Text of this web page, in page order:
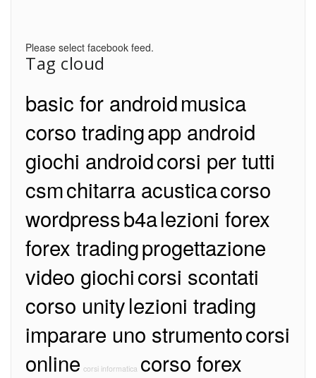
Please select facebook feed.
Tag cloud
basic for androidmusica
corso tradingapp android
giochi androidcorsi per tutti
csmchitarra acusticacorso
wordpressb4alezioni forex
forex tradingprogettazione
video giochicorsi scontati
corso unitylezioni trading
imparare uno strumentocorsi
online corsi informatica corso forex